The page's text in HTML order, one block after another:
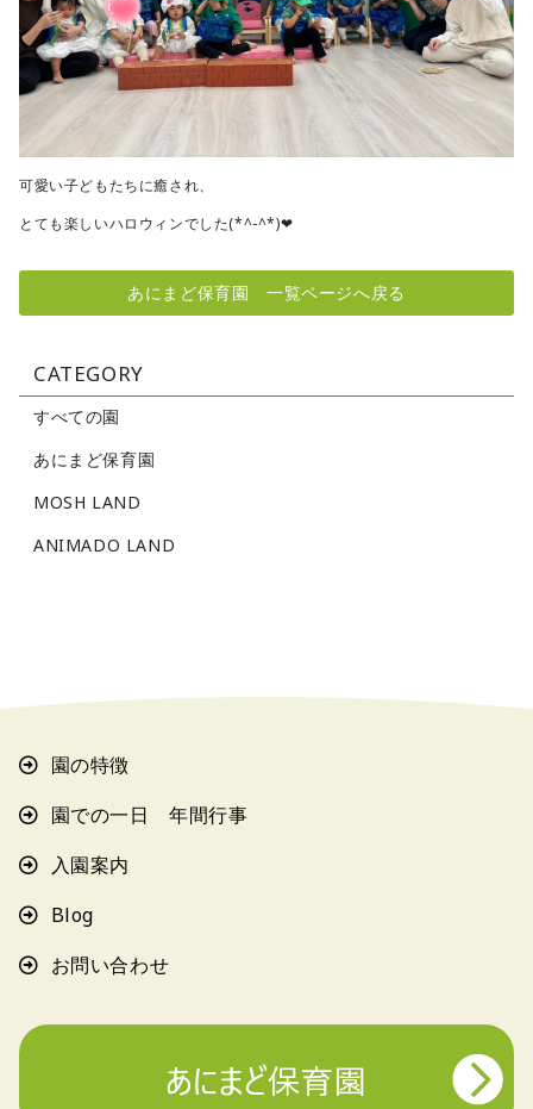
可愛い子どもたちに癒され、
とても楽しいハロウィンでした(*^-^*)❤
あにまど保育園 一覧ページへ戻る
CATEGORY
すべての園
あにまど保育園
MOSH LAND
ANIMADO LAND
園の特徴
園での一日 年間行事
入園案内
Blog
お問い合わせ